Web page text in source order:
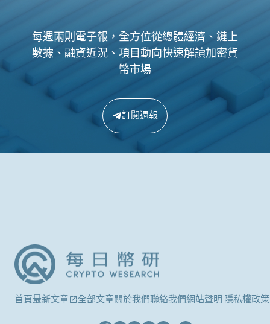
每週兩則電子報，全方位從總體經濟、鏈上
數據、融資近況、項目動向快速解讀加密貨
幣市場
訂閱週報
首頁最新文章 全部文章關於我們聯絡我們網站聲明 隱私權政策